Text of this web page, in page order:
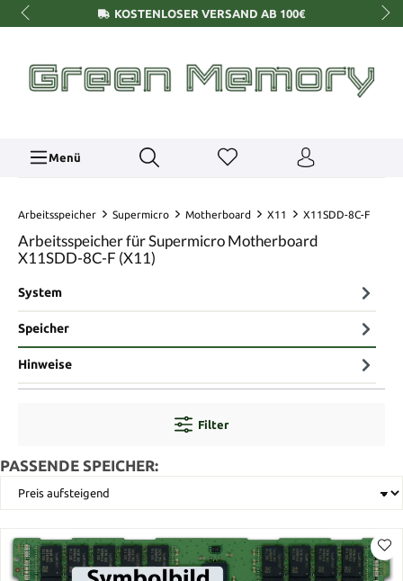
KOSTENLOSER VERSAND AB 100€
Menü
Arbeitsspeicher Supermicro Motherboard X11 X11SDD-8C-F
Arbeitsspeicher für Supermicro Motherboard
X11SDD-8C-F (X11)
System
Speicher
Hinweise
Filter
PASSENDE SPEICHER: